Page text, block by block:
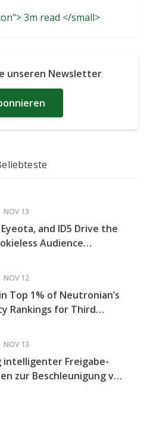
3m read </small>
unseren Newsletter
NOV 13
and ID5 Drive the
Audience
NOV 12
Top 1% of Neutronian’s
Rankings for Third
NOV 13
intelligenter Freigabe-
zur Beschleunigung von